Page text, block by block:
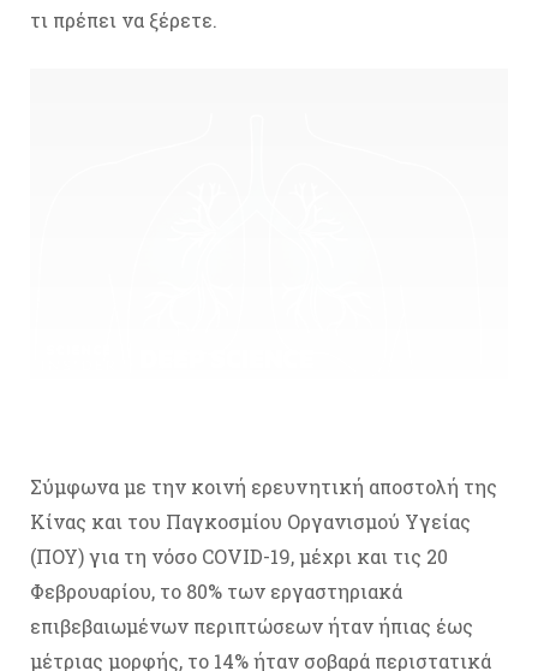
τι πρέπει να ξέρετε.
Σύμφωνα με την κοινή ερευνητική αποστολή της
Κίνας και του Παγκοσμίου Οργανισμού Υγείας
(ΠΟΥ) για τη νόσο COVID-19, μέχρι και τις 20
Φεβρουαρίου, το 80% των εργαστηριακά
επιβεβαιωμένων περιπτώσεων ήταν ήπιας έως
μέτριας μορφής, το 14% ήταν σοβαρά περιστατικά